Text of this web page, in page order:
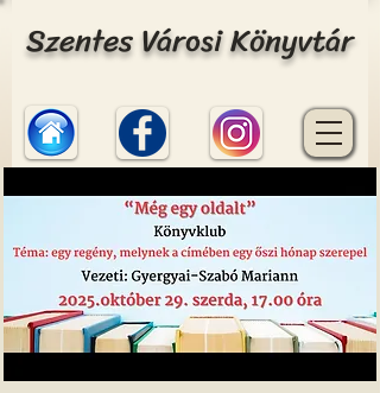
Szentes Városi Könyvtár